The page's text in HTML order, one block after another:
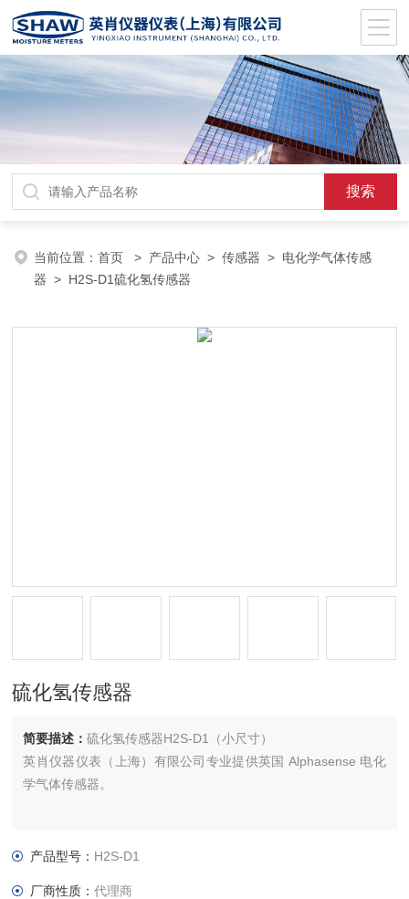
当前位置：首页 > 产品中心 >传感器 > 电化学气体传感
器 > H2S-D1硫化氢传感器
硫化氢传感器
简要描述：硫化氢传感器H2S-D1（小尺寸）
英肖仪器仪表（上海）有限公司专业提供英国 Alphasense 电化
学气体传感器。
产品型号： H2S-D1
厂商性质：代理商